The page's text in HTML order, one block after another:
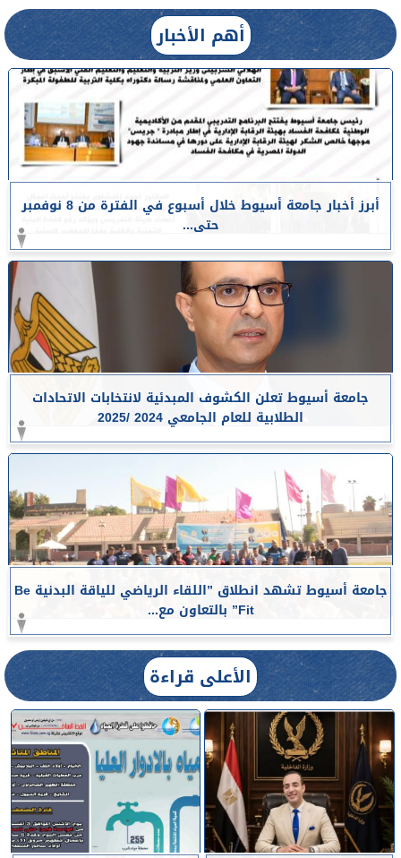
أهم الأخبار
أبرز أخبار جامعة أسيوط خلال أسبوع في الفترة من 8 نوفمبر
حتى...
جامعة أسيوط تعلن الكشوف المبدئية لانتخابات الاتحادات
الطلابية للعام الجامعي 2024 /2025
جامعة أسيوط تشهد انطلاق ”اللقاء الرياضي للياقة البدنية Be
Fit” بالتعاون مع...
الأعلى قراءة